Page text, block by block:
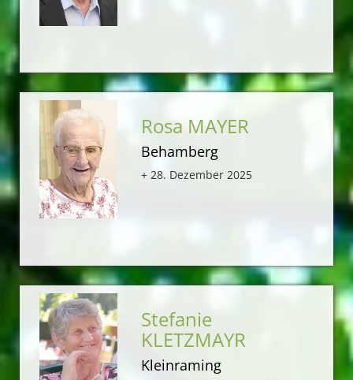
Rosa MAYER
Behamberg
+ 28. Dezember 2025
Stefanie
KLETZMAYR
Kleinraming